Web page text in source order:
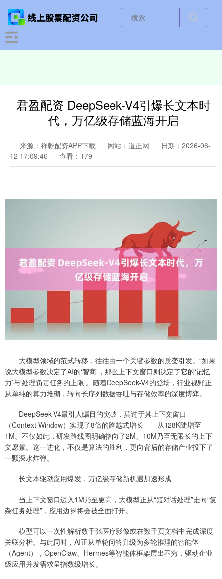
君盈配资 DeepSeek-V4引爆长文本时
代，万亿级存储蓝海开启
来源：祥乾配资APP下载 网站：道正网
日期：2026-06-
12 17:09:46
查看：179
大模型领域的范式转移，往往由一个关键参数的质变引发。“如果
说大模型参数决定了AI的‘智商’，那么上下文窗口则决定了它的‘记忆
力’与‘处理负责任务的上限’。随着DeepSeek-V4的登场，行业视野正
从单纯的算力堆砌，转向长序列数据吞吐与存储效率的深度博弈。
DeepSeek-V4最引人瞩目的突破，莫过于其上下文窗口
（Context Window）实现了8倍的跨越式增长——从128K陡增至
1M。不仅如此，研发路线图明确指向了2M、10M乃至无限长的上下
文愿景。这一进化，不仅是算法的胜利，更向背后的存储产业投下了
一颗深水炸弹。
长文本驱动应用爆发，万亿级存储新机遇加速形成
当上下文窗口迈入1M乃至更高，大模型正从“短对话处理”走向“复
杂任务处理”，应用边界将会被全面打开。
模型可以一次性解析数千张医疗影像或在数千页文档中完成深度
关联分析。与此同时，AI正从单轮问答升级为多轮推理的智能体
（Agent），OpenClaw、Hermes等智能体框架层出不穷，驱动企业
级应用并发需求呈指数级增长。